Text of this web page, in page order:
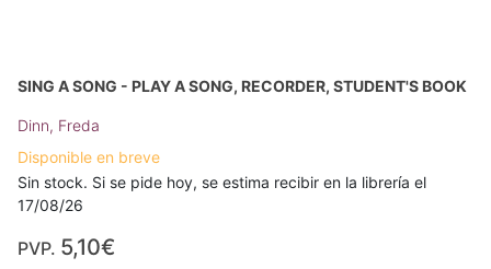
SING A SONG - PLAY A SONG, RECORDER, STUDENT'S BOOK
Dinn, Freda
Disponible en breve
Sin stock. Si se pide hoy, se estima recibir en la librería el
17/08/26
PVP. 5,10€